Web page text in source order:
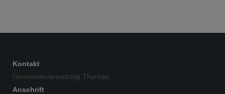
Kontakt
Gemeindeverwaltung Thyrnau
Anschrift